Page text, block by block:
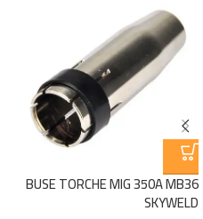
BUSE TORCHE MIG 350A MB36
SKYWELD